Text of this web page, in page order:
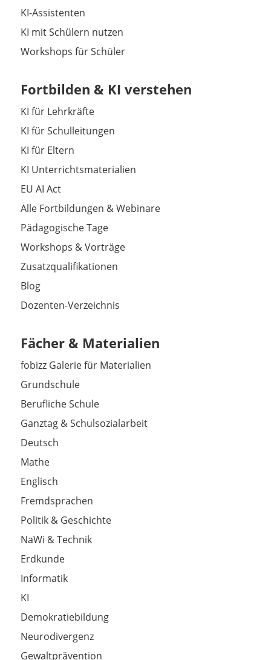
KI-Assistenten
KI mit Schülern nutzen
Workshops für Schüler
Fortbilden & KI verstehen
KI für Lehrkräfte
KI für Schulleitungen
KI für Eltern
KI Unterrichtsmaterialien
EU AI Act
Alle Fortbildungen & Webinare
Pädagogische Tage
Workshops & Vorträge
Zusatzqualifikationen
Blog
Dozenten-Verzeichnis
Fächer & Materialien
fobizz Galerie für Materialien
Grundschule
Berufliche Schule
Ganztag & Schulsozialarbeit
Deutsch
Mathe
Englisch
Fremdsprachen
Politik & Geschichte
NaWi & Technik
Erdkunde
Informatik
KI
Demokratiebildung
Neurodivergenz
Gewaltprävention